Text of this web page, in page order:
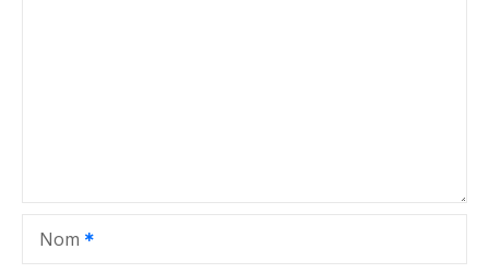
Nom